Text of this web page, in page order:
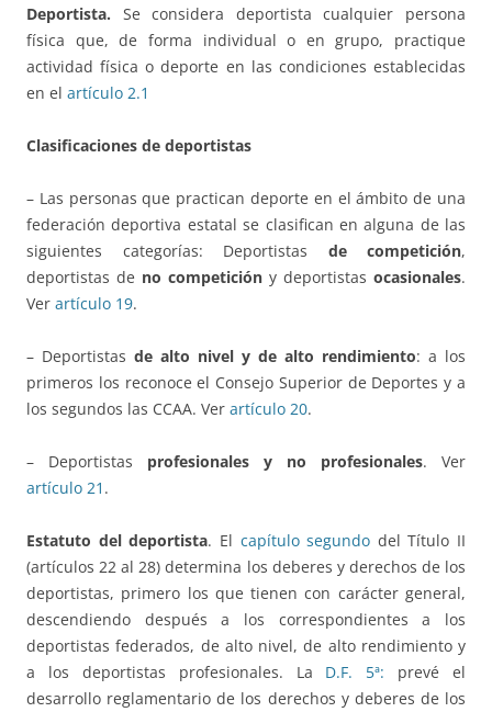
Deportista. Se considera deportista cualquier persona
física que, de forma individual o en grupo, practique
actividad física o deporte en las condiciones establecidas
en el artículo 2.1
Clasificaciones de deportistas
– Las personas que practican deporte en el ámbito de una
federación deportiva estatal se clasifican en alguna de las
siguientes categorías: Deportistas de competición,
deportistas de no competición y deportistas ocasionales.
Ver artículo 19.
– Deportistas de alto nivel y de alto rendimiento: a los
primeros los reconoce el Consejo Superior de Deportes y a
los segundos las CCAA. Ver artículo 20.
– Deportistas profesionales y no profesionales. Ver
artículo 21 .
Estatuto del deportista. El capítulo segundo del Título II
(artículos 22 al 28) determina los deberes y derechos de los
deportistas, primero los que tienen con carácter general,
descendiendo después a los correspondientes a los
deportistas federados, de alto nivel, de alto rendimiento y
a los deportistas profesionales. La D.F. 5ª: prevé el
desarrollo reglamentario de los derechos y deberes de los